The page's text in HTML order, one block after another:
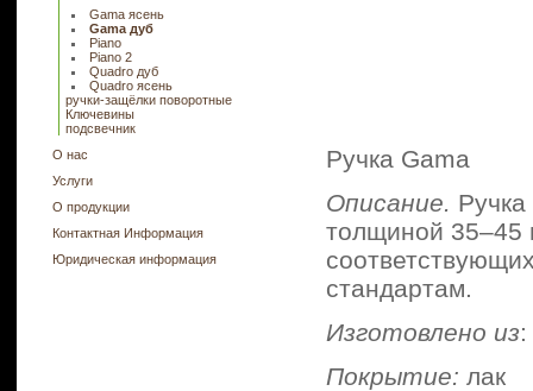
Gama ясень
Gama дуб
Piano
Piano 2
Quadro дуб
Quadro ясень
ручки-защёлки поворотные
Ключевины
подсвечник
О нас
Услуги
О продукции
Контактная Информация
Юридическая информация
Ручка Gama
Описание.
толщиной 35–45
стандартам.
Изготовлено из
Покрытие: лак